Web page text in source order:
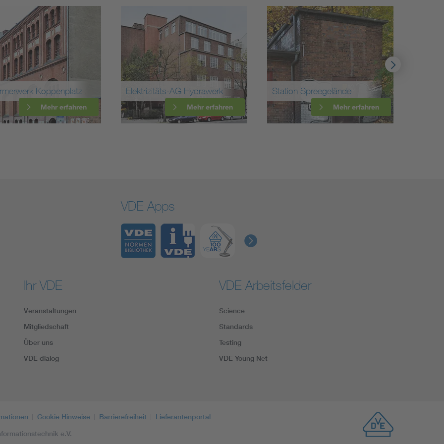
Elektrizitäts-AG Hydrawerk
Mehr erfahren
Station Spreegelände
Mehr erfahren
Wohnhaus Georg
Klingenberg
Mehr erfahren
VDE Apps
Ihr VDE
Veranstaltungen
Mitgliedschaft
Über uns
VDE dialog
VDE Arbeitsfelder
Science
Standards
Testing
VDE Young Net
Cookie Hinweise Barrierefreiheit
Lieferantenportal
e.V.